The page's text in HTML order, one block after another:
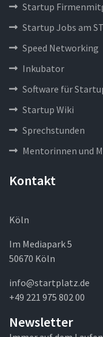
Startup
Startup Jobs am
Speed Networking
Inkubator
Software für
Startup Wiki
Sprechstunden
Mentorinnen und
Kontakt
Köln
Im Mediapark 5
50670 Köln
info@startplatz.de
+49 221 975 802 00
Newsletter